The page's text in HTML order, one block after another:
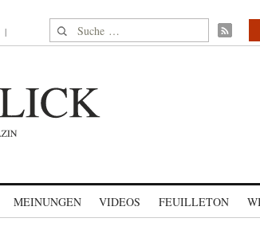
Suche nach:
MEINUNGEN VIDEOS FEUILLETON